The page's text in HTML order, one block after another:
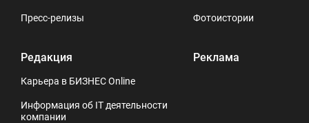
Пресс-релизы
Редакция
Карьера в БИЗНЕС Online
Информация об IT деятельности
компании
Фотоистории
Реклама